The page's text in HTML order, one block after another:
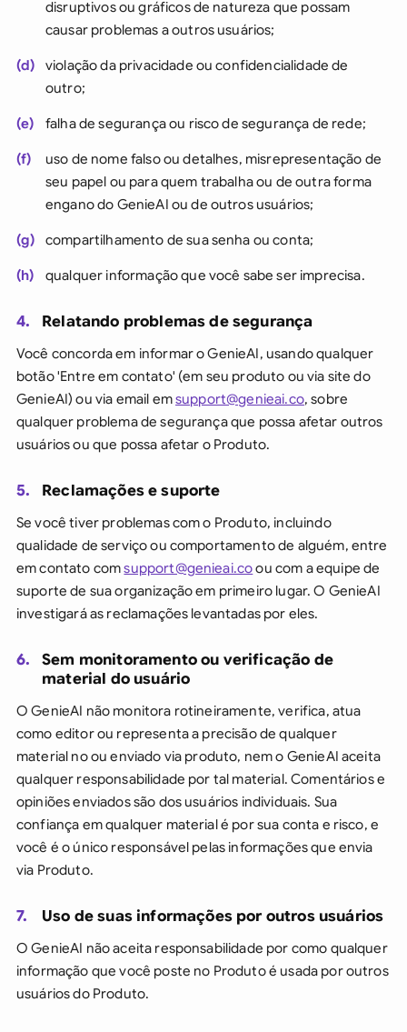
disruptivos ou gráficos de natureza que possam
causar problemas a outros usuários;
(d)
violação da privacidade ou confidencialidade de
outro;
(e) falha de segurança ou risco de segurança de rede;
(f)
uso de nome falso ou detalhes, misrepresentação de
seu papel ou para quem trabalha ou de outra forma
engano do GenieAI ou de outros usuários;
(g) compartilhamento de sua senha ou conta;
(h) qualquer informação que você sabe ser imprecisa.
4. Relatando problemas de segurança
Você concorda em informar o GenieAI, usando qualquer
botão 'Entre em contato' (em seu produto ou via site do
GenieAI) ou via email emsupport@genieai.co, sobre
qualquer problema de segurança que possa afetar outros
usuários ou que possa afetar o Produto.
5. Reclamações e suporte
Se você tiver problemas com o Produto, incluindo
qualidade de serviço ou comportamento de alguém, entre
em contato comsupport@genieai.coou com a equipe de
suporte de sua organização em primeiro lugar. O GenieAI
investigará as reclamações levantadas por eles.
6.
Sem monitoramento ou verificação de
material do usuário
O GenieAI não monitora rotineiramente, verifica, atua
como editor ou representa a precisão de qualquer
material no ou enviado via produto, nem o GenieAI aceita
qualquer responsabilidade por tal material. Comentários e
opiniões enviados são dos usuários individuais. Sua
confiança em qualquer material é por sua conta e risco, e
você é o único responsável pelas informações que envia
via Produto.
7. Uso de suas informações por outros usuários
O GenieAI não aceita responsabilidade por como qualquer
informação que você poste no Produto é usada por outros
usuários do Produto.